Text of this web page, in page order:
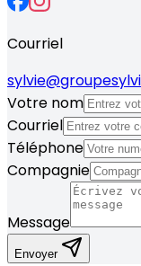
Courriel
Votre nom
Courriel
Téléphone
Compagnie
Message
Envoyer